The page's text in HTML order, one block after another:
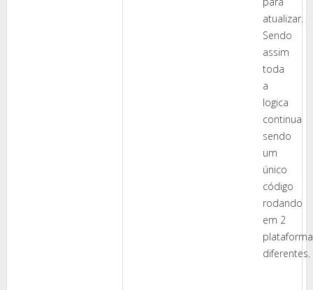
atualizar.
Sendo
assim
toda
a
logica
continua
sendo
um
único
código
rodando
em 2
diferentes.